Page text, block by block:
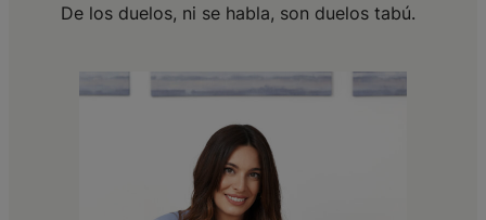
De los duelos, ni se habla, son duelos tabú.